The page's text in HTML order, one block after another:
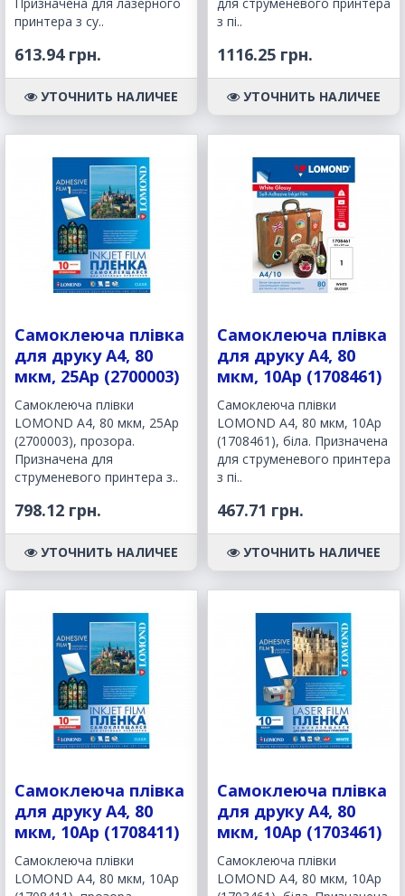
принтера з су..
613.94 грн.
УТОЧНИТЬ НАЛИЧЕЕ
з пі..
1116.25 грн.
УТОЧНИТЬ НАЛИЧЕЕ
Самоклеюча плівка
для друку A4, 80
мкм, 25Ар (2700003)
Самоклеюча плівки
LOMOND A4, 80 мкм, 25Ар
(2700003), прозора.
Призначена для
струменевого принтера з..
798.12 грн.
УТОЧНИТЬ НАЛИЧЕЕ
Самоклеюча плівка
для друку A4, 80
мкм, 10Ар (1708461)
Самоклеюча плівки
LOMOND A4, 80 мкм, 10Ар
(1708461), біла. Призначена
для струменевого принтера
з пі..
467.71 грн.
УТОЧНИТЬ НАЛИЧЕЕ
Самоклеюча плівка
для друку A4, 80
мкм, 10Ар (1708411)
Самоклеюча плівки
LOMOND A4, 80 мкм, 10Ар
Самоклеюча плівка
для друку A4, 80
мкм, 10Ар (1703461)
Самоклеюча плівки
LOMOND A4, 80 мкм, 10Ар